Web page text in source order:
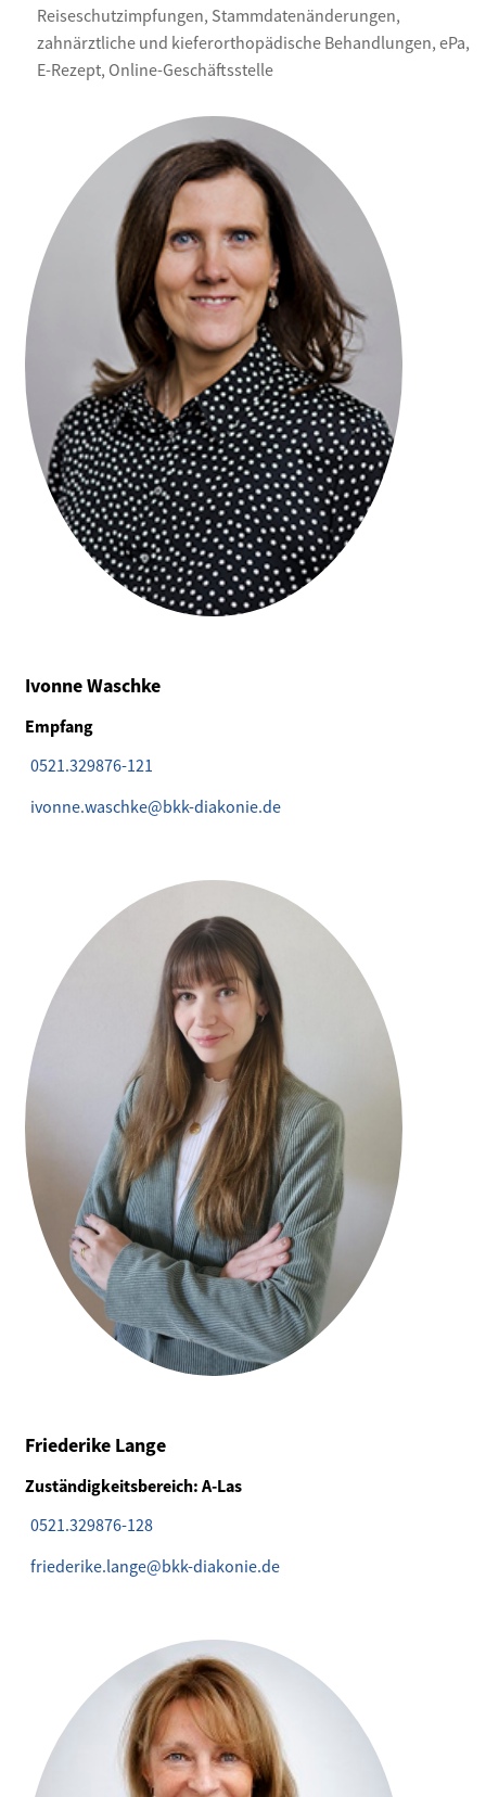
Reiseschutzimpfungen, Stammdatenänderungen,
zahnärztliche und kieferorthopädische Behandlungen, ePa,
E-Rezept, Online-Geschäftsstelle
Ivonne Waschke
Empfang
0521.329876-121
ivonne.waschke@bkk-diakonie.de
Friederike Lange
Zuständigkeitsbereich: A-Las
0521.329876-128
friederike.lange@bkk-diakonie.de